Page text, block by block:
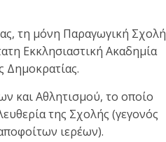
τη μόνη Παραγωγική Σχολή
Εκκλησιαστική Ακαδημία
Δημοκρατίας.
και Αθλητισμού, το οποίο
της Σχολής (γεγονός
ιερέων).